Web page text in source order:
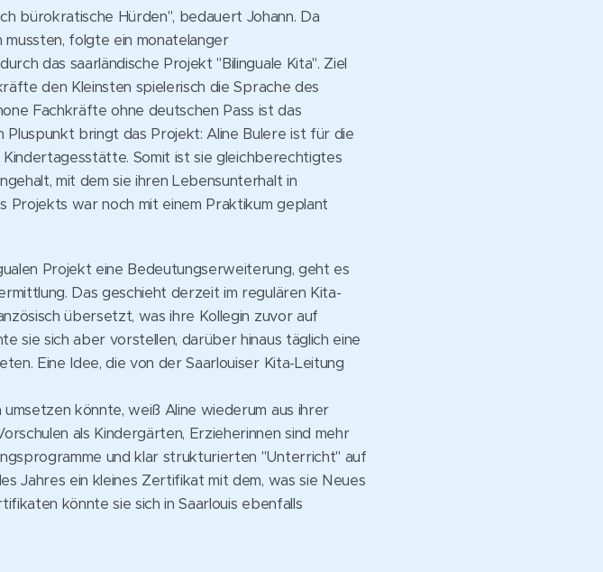
bürokratische Hürden", bedauert Johann. Da
folgte ein monatelanger
das saarländische Projekt "Bilinguale Kita". Ziel
den Kleinsten spielerisch die Sprache des
Fachkräfte ohne deutschen Pass ist das
bringt das Projekt: Aline Bulere ist für die
Somit ist sie gleichberechtigtes
mit dem sie ihren Lebensunterhalt in
Projekts war noch mit einem Praktikum geplant
Projekt eine Bedeutungserweiterung, geht es
Das geschieht derzeit im regulären Kita-
übersetzt, was ihre Kollegin zuvor auf
sie sich aber vorstellen, darüber hinaus täglich eine
Eine Idee, die von der Saarlouiser Kita-Leitung
könnte, weiß Aline wiederum aus ihrer
als Kindergärten, Erzieherinnen sind mehr
und klar strukturierten "Unterricht" auf
Jahres ein kleines Zertifikat mit dem, was sie Neues
könnte sie sich in Saarlouis ebenfalls